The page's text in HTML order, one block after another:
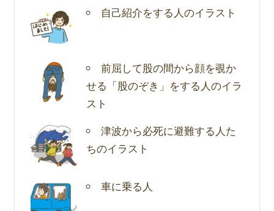
自己紹介をする人のイラスト
前屈して股の間から顔を覗か
せる「股のぞき」をする人のイラ
スト
津波から必死に避難する人た
ちのイラスト
車に乗る人